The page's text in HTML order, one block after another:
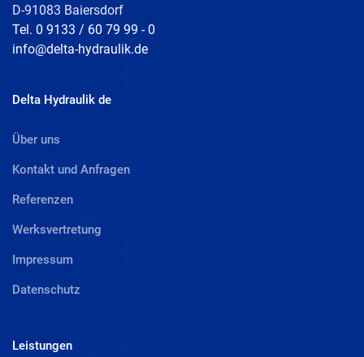
D-91083 Baiersdorf
Tel. 0 9133 / 60 79 99 - 0
info@delta-hydraulik.de
Delta Hydraulik de
Über uns
Kontakt und Anfragen
Referenzen
Werksvertretung
Impressum
Datenschutz
Leistungen